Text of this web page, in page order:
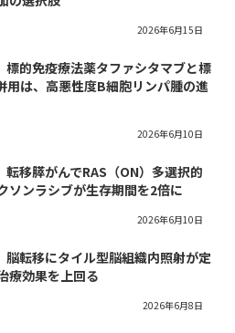
2026年6月15日
標的免疫療法薬タファシタマブと標
用は、高悪性度B細胞リンパ腫の進
2026年6月10日
転移膵がんでRAS（ON）多選択的
ソンラシブが生存期間を2倍に
2026年6月10日
脳転移にタイル型脳組織内照射が定
療効果を上回る
2026年6月8日